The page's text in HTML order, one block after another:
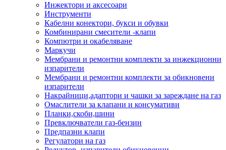
Инжектори и аксесоари
Инструменти
Кабелни конектори, букси и обувки
Комбинирани смесители -клапи
Компютри и окабеляване
Маркучи
Мембрани и ремонтни комплекти за инжекционни
изпарители
Мембрани и ремонтни комплекти за обикновени
изпарители
Накрайници,адаптори и чашки за зареждане на газ
Омаслители за клапани и консумативи
Планки,скоби,шини
Превключватели газ-бензин
Предпазни клапи
Регулатори на газ